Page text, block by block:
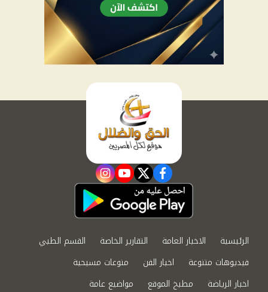
facebook
twitter
youtube
instagram
الرئيسية الاخبار العامة التقارير الخاصة
القسم الطبي
فيديوهات متنوعة
اخبار الفن
منوعات مسيحية
اخبار الرياضة
مطبخ الموقع مواضيع عامة